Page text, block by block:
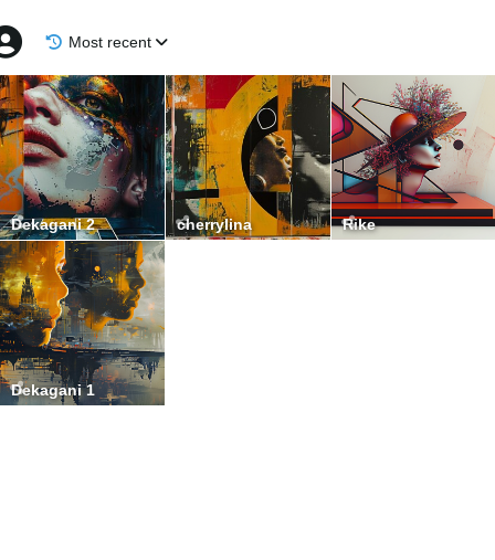
Most recent
Dekagani 2 cherrylina Rike
Dekagani 1